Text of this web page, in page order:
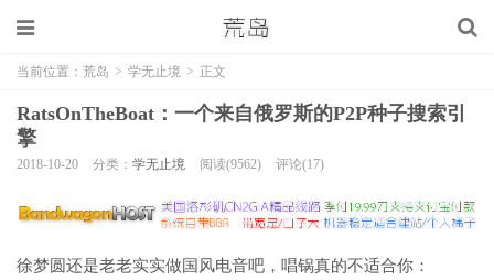
当前位置： 荒岛 > 学无止境 > 正文
RatsOnTheBoat：一个来自俄罗斯的P2P种子搜索引
擎
2018-10-20 分类： 学无止境 阅读(9562) 评论(17)
徐梦圆还是老老实实做国风电音吧，唱锅真的不适合你：